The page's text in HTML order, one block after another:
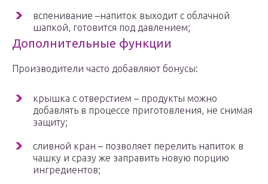
вспенивание –напиток выходит с облачной
шапкой, готовится под давлением;
Дополнительные функции
Производители часто добавляют бонусы:
крышка с отверстием – продукты можно
добавлять в процессе приготовления, не снимая
защиту;
сливной кран – позволяет перелить напиток в
чашку и сразу же заправить новую порцию
ингредиентов;